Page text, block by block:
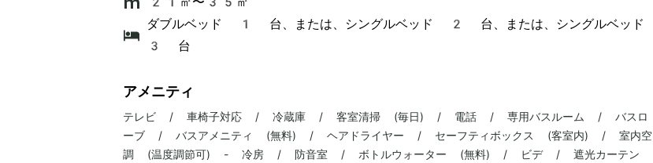
ダブルベッド 1 台、または、シングルベッド 2 台、または、シングルベッド
3 台
アメニティ
テレビ / 車椅子対応 / 冷蔵庫 / 客室清掃 (毎日) / 電話 / 専用バスルーム / バスロ
ーブ / バスアメニティ (無料) / ヘアドライヤー / セーフティボックス (客室内) / 室内空
調 (温度調節可) - 冷房 / 防音室 / ボトルウォーター (無料) / ビデ / 遮光カーテン